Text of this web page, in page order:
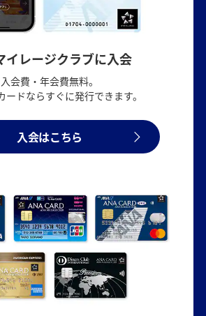
イレージクラブに入会
入会費・年会費無料。
ードならすぐに発行できます。
入会はこちら